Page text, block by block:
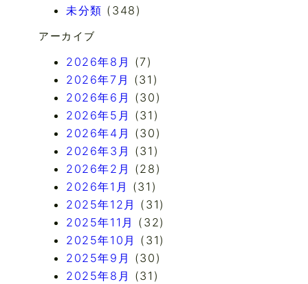
未分類 (348)
アーカイブ
2026年8月 (7)
2026年7月 (31)
2026年6月 (30)
2026年5月 (31)
2026年4月 (30)
2026年3月 (31)
2026年2月 (28)
2026年1月 (31)
2025年12月 (31)
2025年11月 (32)
2025年10月 (31)
2025年9月 (30)
2025年8月 (31)